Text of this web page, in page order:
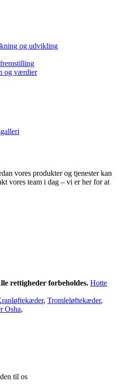
og udvikling
og værdier
vores produkter og tjenester kan
vores team i dag – vi er her for at
rettigheder forbeholdes. Hotte
, Tromleløftekæder,
Osha,
til os